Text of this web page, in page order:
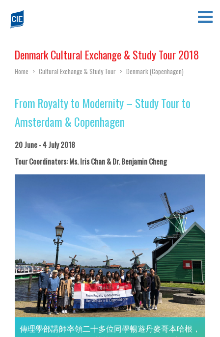
Denmark Cultural Exchange & Study Tour 2018
Home > Cultural Exchange & Study Tour > Denmark (Copenhagen)
From Royalty to Modernity – Study Tour to
Amsterdam & Copenhagen
20 June - 4 July 2018
Tour Coordinators: Ms. Iris Chan & Dr. Benjamin Cheng
傳理學部講師率領二十多位同學暢遊丹麥哥本哈根，